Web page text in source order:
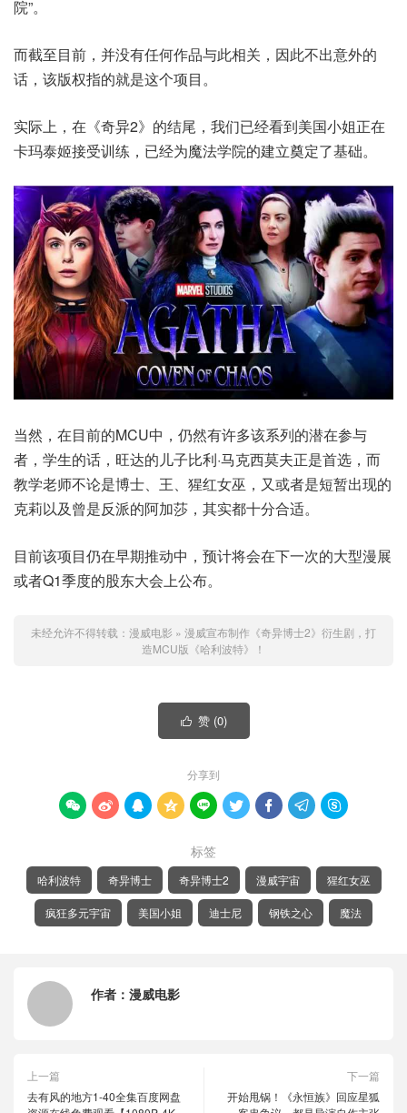
院”。
而截至目前，并没有任何作品与此相关，因此不出意外的
话，该版权指的就是这个项目。
实际上，在《奇异2》的结尾，我们已经看到美国小姐正在
卡玛泰姬接受训练，已经为魔法学院的建立奠定了基础。
当然，在目前的MCU中，仍然有许多该系列的潜在参与
者，学生的话，旺达的儿子比利·马克西莫夫正是首选，而
教学老师不论是博士、王、猩红女巫，又或者是短暂出现的
克莉以及曾是反派的阿加莎，其实都十分合适。
目前该项目仍在早期推动中，预计将会在下一次的大型漫展
或者Q1季度的股东大会上公布。
未经允许不得转载： 漫威电影 » 漫威宣布制作《奇异博士2》衍生剧，打
造MCU版《哈利波特》！
 赞 (0)
分享到
        
标签
哈利波特 奇异博士 奇异博士2 漫威宇宙 猩红女巫
疯狂多元宇宙 美国小姐 迪士尼 钢铁之心 魔法
作者： 漫威电影
上一篇
去有风的地方1-40全集百度网盘
下一篇
开始甩锅！《永恒族》回应星狐